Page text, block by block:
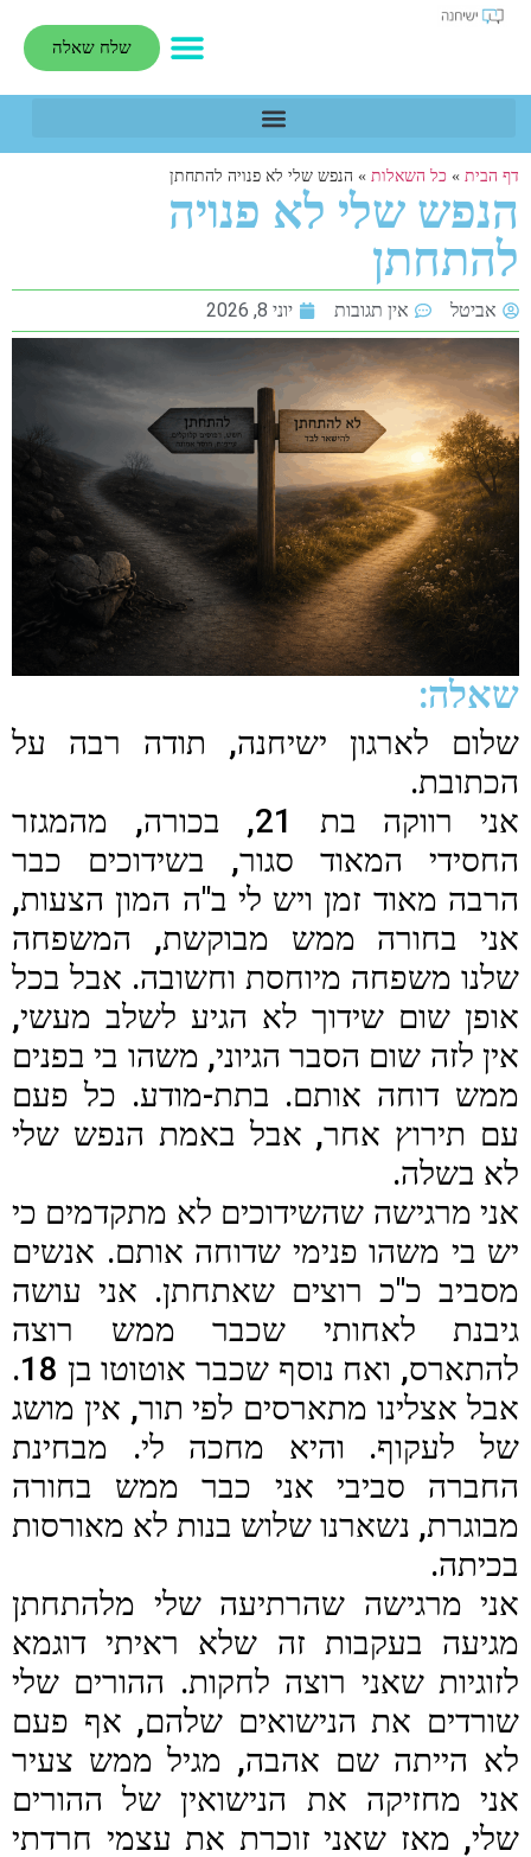
שלח שאלה
דף הבית » כל השאלות » הנפש שלי לא פנויה להתחתן
הנפש שלי לא פנויה
להתחתן
אביטל אין תגובות יוני 8, 2026
שאלה:
שלום לארגון ישיחנה, תודה רבה על
הכתובת.
אני רווקה בת 21, בכורה, מהמגזר
החסידי המאוד סגור, בשידוכים כבר
הרבה מאוד זמן ויש לי ב"ה המון הצעות,
אני בחורה ממש מבוקשת, המשפחה
שלנו משפחה מיוחסת וחשובה. אבל בכל
אופן שום שידוך לא הגיע לשלב מעשי,
אין לזה שום הסבר הגיוני, משהו בי בפנים
ממש דוחה אותם. בתת-מודע. כל פעם
עם תירוץ אחר, אבל באמת הנפש שלי
לא בשלה.
אני מרגישה שהשידוכים לא מתקדמים כי
יש בי משהו פנימי שדוחה אותם. אנשים
מסביב כ"כ רוצים שאתחתן. אני עושה
גיבנת לאחותי שכבר ממש רוצה
להתארס, ואח נוסף שכבר אוטוטו בן 18.
אבל אצלינו מתארסים לפי תור, אין מושג
של לעקוף. והיא מחכה לי. מבחינת
החברה סביבי אני כבר ממש בחורה
מבוגרת, נשארנו שלוש בנות לא מאורסות
בכיתה.
אני מרגישה שהרתיעה שלי מלהתחתן
מגיעה בעקבות זה שלא ראיתי דוגמא
לזוגיות שאני רוצה לחקות. ההורים שלי
שורדים את הנישואים שלהם, אף פעם
לא הייתה שם אהבה, מגיל ממש צעיר
אני מחזיקה את הנישואין של ההורים
שלי, מאז שאני זוכרת את עצמי חרדתי